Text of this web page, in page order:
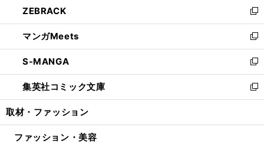
く
で
開
く
ド
ウ
で
開
く
ィ
ン
ド
ウ
で
開
く
い
ウ
ィ
ン
ド
ウ
で
開
ZEBRACK
新
し
い
ウ
ィ
ン
ド
ウ
開
マンガMeets
新
し
い
ウ
ィ
ン
ウ
S-MANGA
新
し
い
ウ
ン
集英社コミック文庫
新
し
ウ
取材・ファッション
ファッション・美容